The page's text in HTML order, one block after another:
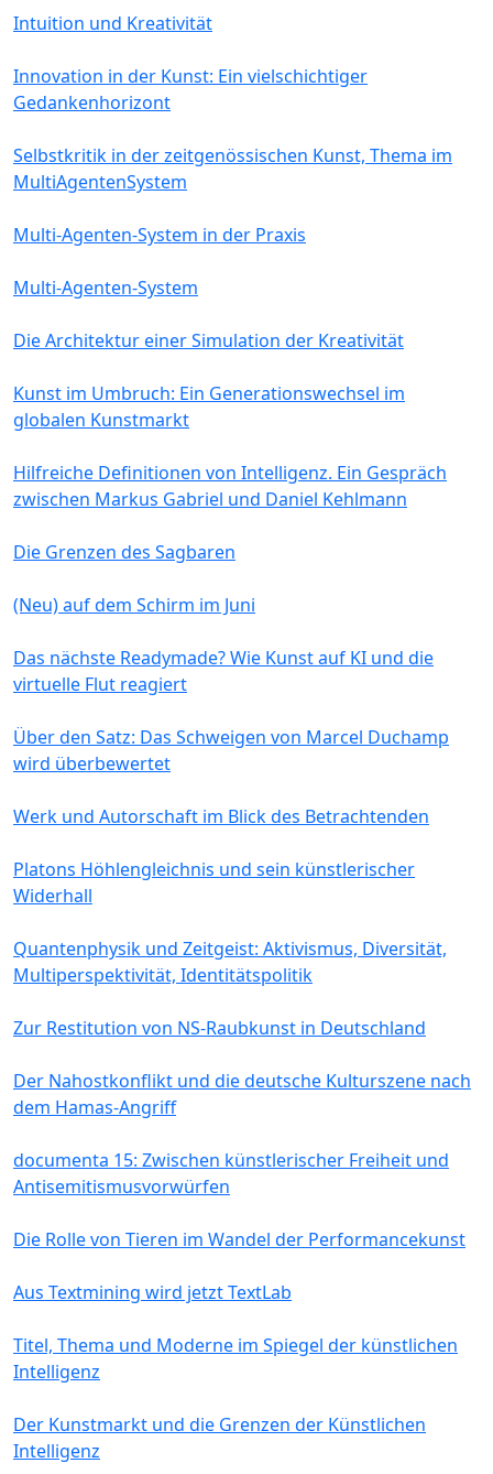
Intuition und Kreativität
Innovation in der Kunst: Ein vielschichtiger
Gedankenhorizont
Selbstkritik in der zeitgenössischen Kunst, Thema im
MultiAgentenSystem
Multi-Agenten-System in der Praxis
Multi-Agenten-System
Die Architektur einer Simulation der Kreativität
Kunst im Umbruch: Ein Generationswechsel im
globalen Kunstmarkt
Hilfreiche Definitionen von Intelligenz. Ein Gespräch
zwischen Markus Gabriel und Daniel Kehlmann
Die Grenzen des Sagbaren
(Neu) auf dem Schirm im Juni
Das nächste Readymade? Wie Kunst auf KI und die
virtuelle Flut reagiert
Über den Satz: Das Schweigen von Marcel Duchamp
wird überbewertet
Werk und Autorschaft im Blick des Betrachtenden
Platons Höhlengleichnis und sein künstlerischer
Widerhall
Quantenphysik und Zeitgeist: Aktivismus, Diversität,
Multiperspektivität, Identitätspolitik
Zur Restitution von NS-Raubkunst in Deutschland
Der Nahostkonflikt und die deutsche Kulturszene nach
dem Hamas-Angriff
documenta 15: Zwischen künstlerischer Freiheit und
Antisemitismusvorwürfen
Die Rolle von Tieren im Wandel der Performancekunst
Aus Textmining wird jetzt TextLab
Titel, Thema und Moderne im Spiegel der künstlichen
Intelligenz
Der Kunstmarkt und die Grenzen der Künstlichen
Intelligenz